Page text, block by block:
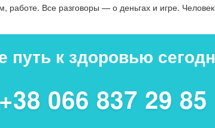
работе. Все разговоры — о деньгах и игре.
путь к здоровью
+38 066 837 29 85